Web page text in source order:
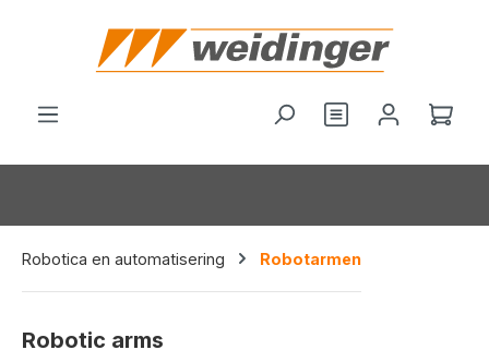
Robotica en automatisering Robotarmen
Robotic arms